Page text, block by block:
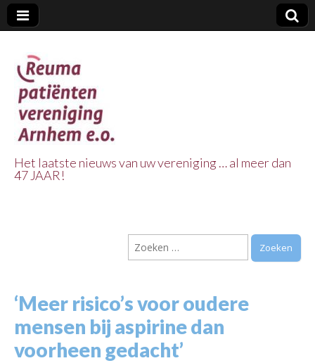
Vereniging
Arnhem e.o.
Het laatste nieuws van uw vereniging … al meer dan
47 JAAR!
Zoeken
naar:
‘Meer risico’s voor oudere
mensen bij aspirine dan
voorheen gedacht’